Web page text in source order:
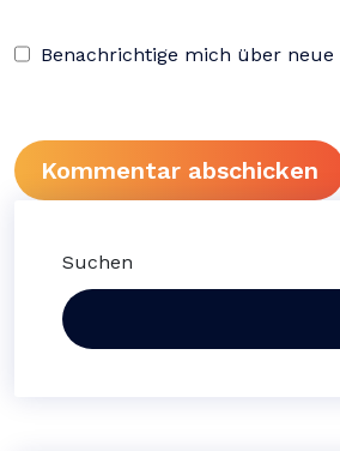
Benachrichtige mich über neue
Suchen